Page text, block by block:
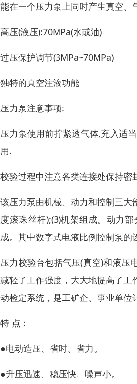
能在一个压力泵上同时产生真空、
高压(液压):70MPa(水或油)
过压保护调节(3MPa~70MPa)
独特的真空注液功能
压力泵注意事项:
压力泵使用前拧紧透气体,充入适
用.
校验过程中注意各类连接处保持
该压力泵由机械、动力和控制三大
度滚珠丝杆);(3)机架组成。动力
成。其中数字式电液比例控制泵的
压力校验台包括气压(真空)和液压
减轻了工作强度，大大地提高了
动检定系统，是工矿企、事业单位
特 点：
●电动造压、省时、省力。
●升压迅速、稳压快、噪声小。